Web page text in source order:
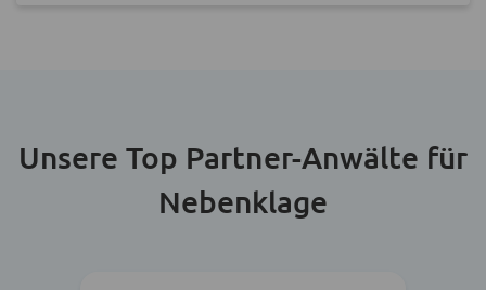
Unsere Top Partner-Anwälte für
Nebenklage